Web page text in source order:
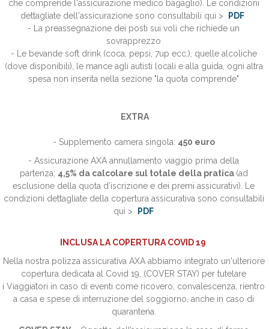
che comprende l'assicurazione medico bagaglio). Le condizioni
dettagliate dell'assicurazione sono consultabili qui >
PDF
- La preassegnazione dei posti sui voli che richiede un
sovrapprezzo
- Le bevande soft drink (coca, pepsi, 7up ecc.), quelle alcoliche
(dove disponibili), le mance agli autisti locali e alla guida, ogni altra
spesa non inserita nella sezione "la quota comprende"
EXTRA
- Supplemento camera singola: 450 euro
- Assicurazione AXA annullamento viaggio prima della
partenza; 4,5% da calcolare sul totale della pratica (ad
esclusione della quota d’iscrizione e dei premi assicurativi). Le
condizioni dettagliate della copertura assicurativa sono consultabili
qui >
PDF
INCLUSA LA COPERTURA COVID 19
Nella nostra polizza assicurativa AXA abbiamo integrato un'ulteriore
copertura dedicata al Covid 19, (COVER STAY) per tutelare
i Viaggiatori in caso di eventi come ricovero, convalescenza, rientro
a casa e spese di interruzione del soggiorno, anche in caso di
quarantena.